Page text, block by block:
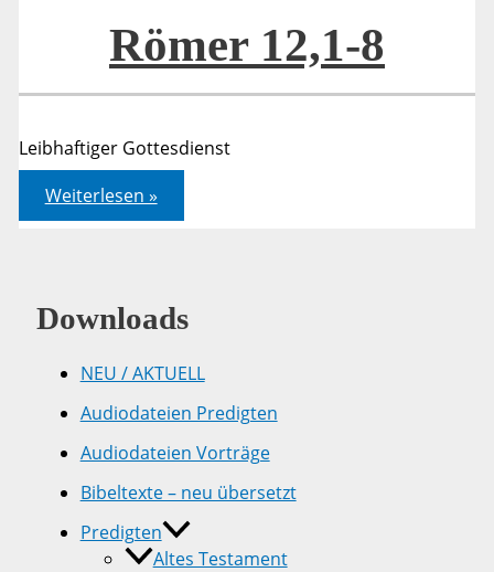
Römer 12,1-8
Leibhaftiger Gottesdienst
Römer
12,1-
8
Weiterlesen »
Downloads
NEU / AKTUELL
Audiodateien Predigten
Audiodateien Vorträge
Bibeltexte – neu übersetzt
Predigten
Altes Testament